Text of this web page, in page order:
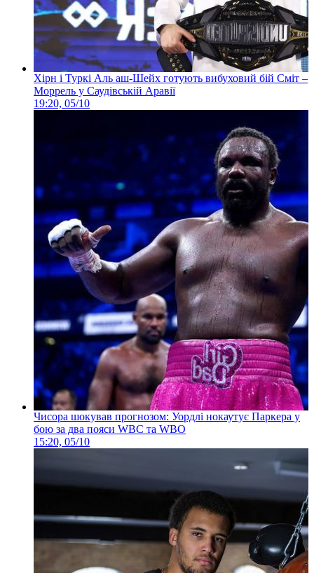
Хірн і Туркі Аль аш-Шейх готують вибуховий бій Сміт –
Моррель у Саудівській Аравії
19:20, 05/10
Чисора шокував прогнозом: Уордлі нокаутує Паркера у
бою за два пояси WBC та WBO
15:20, 05/10